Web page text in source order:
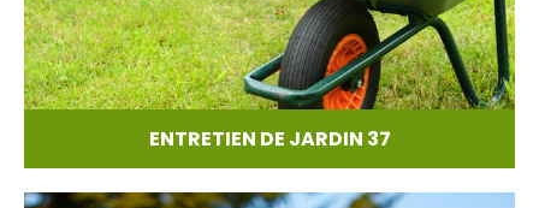
ENTRETIEN DE JARDIN 37